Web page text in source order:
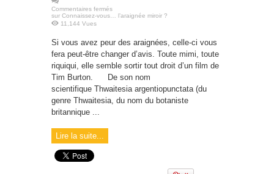
Commentaires fermés
sur Connaissez-vous… l’araignée miroir ?
11,144 Vues
Si vous avez peur des araignées, celle-ci vous
fera peut-être changer d’avis. Toute mimi, toute
riquiqui, elle semble sortir tout droit d’un film de
Tim Burton. De son nom
scientifique Thwaitesia argentiopunctata (du
genre Thwaitesia, du nom du botaniste
britannique ...
Lire la suite...